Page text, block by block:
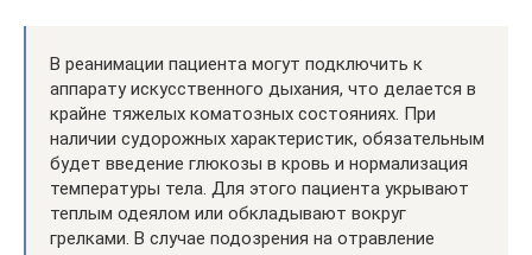
В реанимации пациента могут подключить к
аппарату искусственного дыхания, что делается в
крайне тяжелых коматозных состояниях. При
наличии судорожных характеристик, обязательным
будет введение глюкозы в кровь и нормализация
температуры тела. Для этого пациента укрывают
теплым одеялом или обкладывают вокруг
грелками. В случае подозрения на отравление